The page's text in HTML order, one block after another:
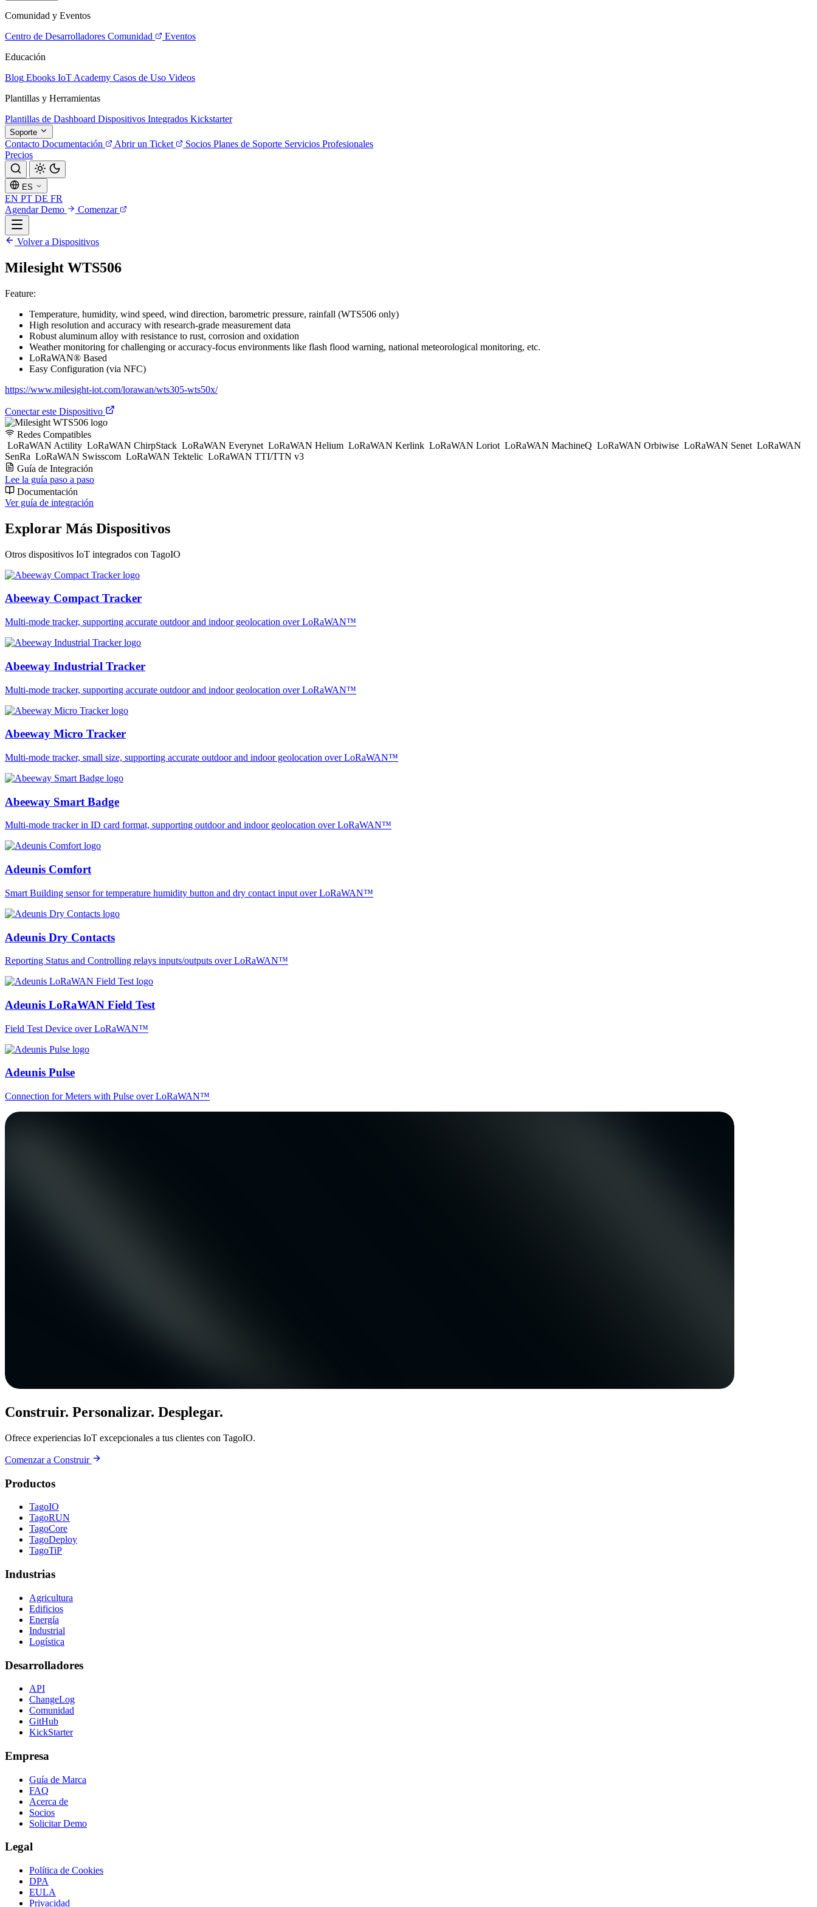
Comunidad y Eventos
Centro de Desarrolladores Comunidad
Eventos
Educación
Blog Ebooks IoT Academy Casos de Uso Videos
Plantillas y Herramientas
Plantillas de Dashboard Dispositivos Integrados Kickstarter
Soporte
Contacto Documentación Abrir un Ticket Socios Planes de Soporte Servicios Profesionales
Precios
ES
EN PT DE FR
Agendar Demo
Comenzar
Volver a Dispositivos
Milesight WTS506
Feature:
Temperature, humidity, wind speed, wind direction, barometric pressure, rainfall (WTS506 only)
High resolution and accuracy with research-grade measurement data
Robust aluminum alloy with resistance to rust, corrosion and oxidation
Weather monitoring for challenging or accuracy-focus environments like flash flood warning, national meteorological monitoring, etc.
LoRaWAN® Based
Easy Configuration (via NFC)
https://www.milesight-iot.com/lorawan/wts305-wts50x/
Conectar este Dispositivo
Redes Compatibles
LoRaWAN Actility LoRaWAN ChirpStack LoRaWAN Everynet LoRaWAN Helium LoRaWAN Kerlink LoRaWAN Loriot LoRaWAN MachineQ LoRaWAN Orbiwise LoRaWAN Senet LoRaWAN
SenRa LoRaWAN Swisscom LoRaWAN Tektelic LoRaWAN TTI/TTN v3
Guía de Integración
Lee la guía paso a paso
Documentación
Ver guía de integración
Explorar Más Dispositivos
Otros dispositivos IoT integrados con TagoIO
Abeeway Compact Tracker
Multi-mode tracker, supporting accurate outdoor and indoor geolocation over LoRaWAN™
Abeeway Industrial Tracker
Multi-mode tracker, supporting accurate outdoor and indoor geolocation over LoRaWAN™
Abeeway Micro Tracker
Multi-mode tracker, small size, supporting accurate outdoor and indoor geolocation over LoRaWAN™
Abeeway Smart Badge
Multi-mode tracker in ID card format, supporting outdoor and indoor geolocation over LoRaWAN™
Adeunis Comfort
Smart Building sensor for temperature humidity button and dry contact input over LoRaWAN™
Adeunis Dry Contacts
Reporting Status and Controlling relays inputs/outputs over LoRaWAN™
Adeunis LoRaWAN Field Test
Field Test Device over LoRaWAN™
Adeunis Pulse
Connection for Meters with Pulse over LoRaWAN™
Construir. Personalizar. Desplegar.
Ofrece experiencias IoT excepcionales a tus clientes con TagoIO.
Comenzar a Construir
Productos
TagoIO
TagoRUN
TagoCore
TagoDeploy
TagoTiP
Industrias
Agricultura
Edificios
Energía
Industrial
Logística
Desarrolladores
API
ChangeLog
Comunidad
GitHub
KickStarter
Empresa
Guía de Marca
FAQ
Acerca de
Socios
Solicitar Demo
Legal
Política de Cookies
DPA
EULA
Privacidad